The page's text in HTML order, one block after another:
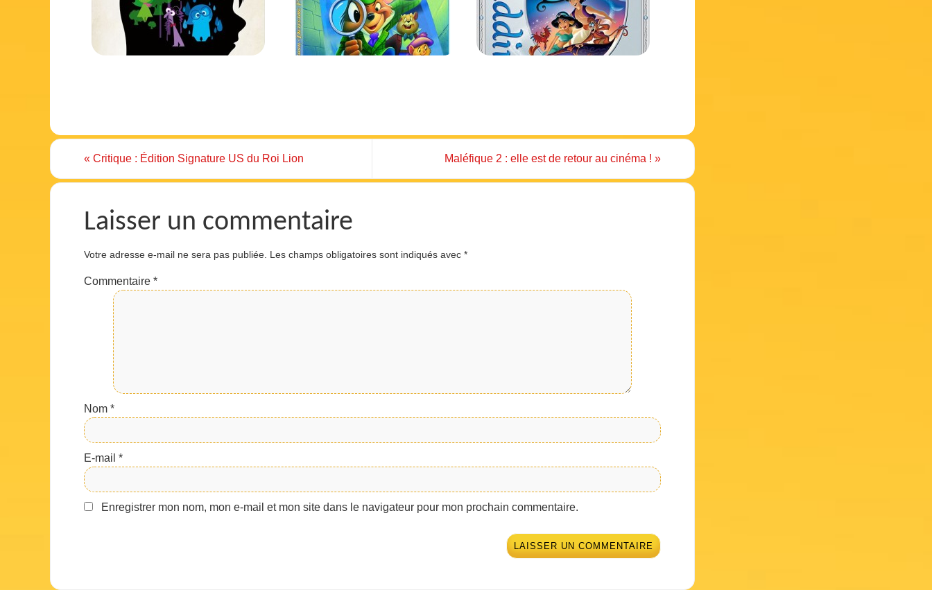
« Critique : Édition Signature US du Roi Lion Maléfique 2 : elle est de retour au cinéma ! »
Laisser un commentaire
Votre adresse e-mail ne sera pas publiée. Les champs obligatoires sont indiqués avec *
Commentaire *
Nom *
E-mail *
Enregistrer mon nom, mon e-mail et mon site dans le navigateur pour mon prochain commentaire.